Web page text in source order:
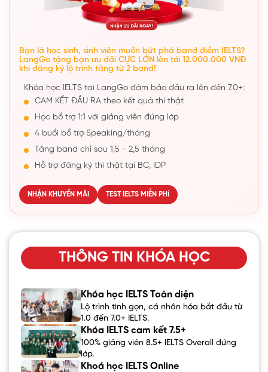
Bạn là học sinh, sinh viên muốn bứt phá band điểm IELTS?
LangGo tặng bạn ưu đãi CỰC LỚN lên tới 12.000.000 VNĐ
khi đăng ký lộ trình tăng từ 2 band!
Khóa học IELTS tại LangGo đảm bảo đầu ra lên đến 7.0+:
CAM KẾT ĐẦU RA theo kết quả thi thật
Học bổ trợ 1:1 với giảng viên đứng lớp
4 buổi bổ trợ Speaking/tháng
Tăng band chỉ sau 1,5 - 2,5 tháng
Hỗ trợ đăng ký thi thật tại BC, IDP
NHẬN KHUYẾN MÃI TEST IELTS MIỄN PHÍ
THÔNG TIN KHÓA HỌC
Khóa học IELTS Toàn diện
Lộ trình tinh gọn, cá nhân hóa bắt đầu từ
1.0 đến 7.0+ IELTS.
Khóa IELTS cam kết 7.5+
100% giảng viên 8.5+ IELTS Overall đứng
lớp.
Khoá học IELTS Online